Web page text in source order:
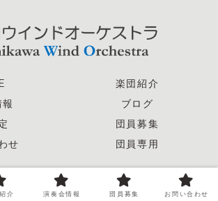
楽団紹介
ブログ
団員募集
せ
団員専用
市川ウインドオーケストラ.
介 演奏会情報 団員募集 お問い合わせ